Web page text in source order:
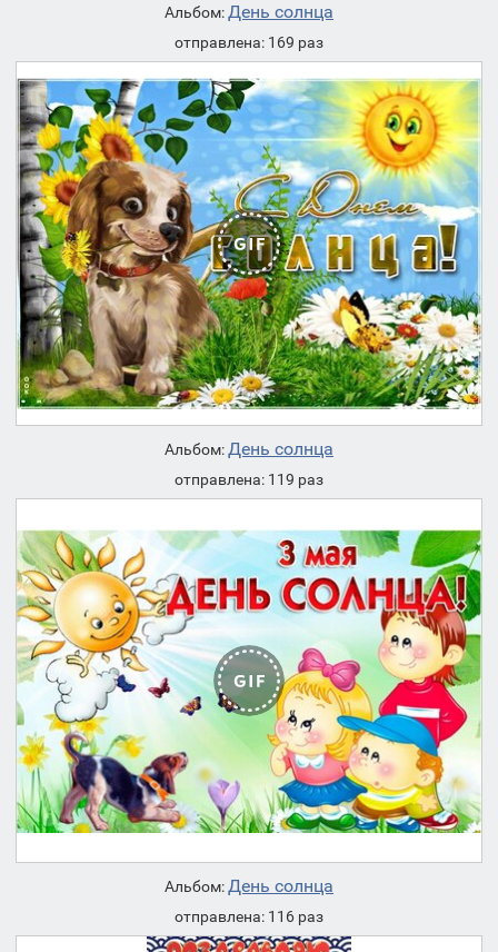
Альбом:День солнца
отправлена: 169 раз
Альбом:День солнца
отправлена: 119 раз
Альбом:День солнца
отправлена: 116 раз